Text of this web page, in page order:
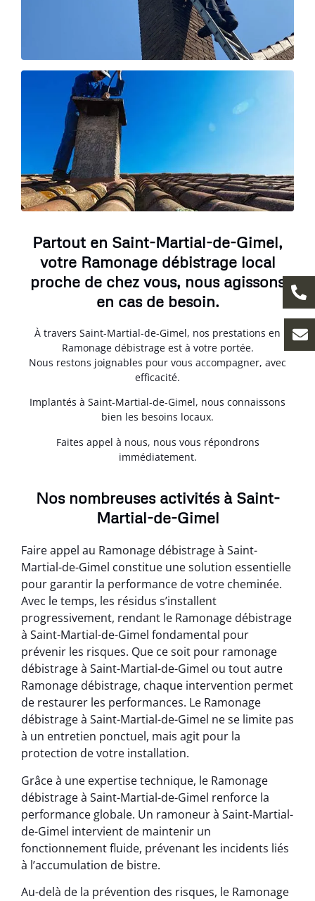
Partout en Saint-Martial-de-Gimel,
votre Ramonage débistrage local
proche de chez vous, nous agissons
en cas de besoin.
À travers Saint-Martial-de-Gimel, nos prestations en
Ramonage débistrage est à votre portée.
Nous restons joignables pour vous accompagner, avec
efficacité.
Implantés à Saint-Martial-de-Gimel, nous connaissons
bien les besoins locaux.
Faites appel à nous, nous vous répondrons
immédiatement.
Nos nombreuses activités à Saint-
Martial-de-Gimel
Faire appel au Ramonage débistrage à Saint-
Martial-de-Gimel constitue une solution essentielle
pour garantir la performance de votre cheminée.
Avec le temps, les résidus s’installent
progressivement, rendant le Ramonage débistrage
à Saint-Martial-de-Gimel fondamental pour
prévenir les risques. Que ce soit pour ramonage
débistrage à Saint-Martial-de-Gimel ou tout autre
Ramonage débistrage, chaque intervention permet
de restaurer les performances. Le Ramonage
débistrage à Saint-Martial-de-Gimel ne se limite pas
à un entretien ponctuel, mais agit pour la
protection de votre installation.
Grâce à une expertise technique, le Ramonage
débistrage à Saint-Martial-de-Gimel renforce la
performance globale. Un ramoneur à Saint-Martial-
de-Gimel intervient de maintenir un
fonctionnement fluide, prévenant les incidents liés
à l’accumulation de bistre.
Au-delà de la prévention des risques, le Ramonage